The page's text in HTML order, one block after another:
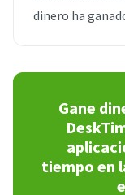
dinero ha
Gane
tiempo en